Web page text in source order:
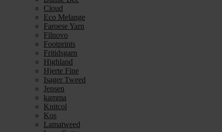
Cloud
Eco Melange
Faroese Yarn
Filnovo
Footprints
Fritidsgarn
Highland
Hjerte Fine
Isager Tweed
Jensen
kamma
Knitcol
Kos
Lamatweed